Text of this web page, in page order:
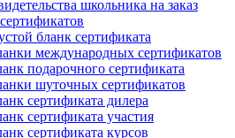
школьника на заказ
бланк сертификата
международных сертификатов
подарочного сертификата
шуточных сертификатов
сертификата дилера
сертификата участия
сертификата курсов